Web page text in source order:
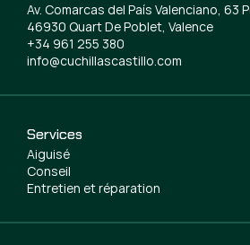
Services
Aiguisé
Conseil
Entretien et réparation
Av. Comarcas del País Valenciano, 63
46930 Quart De Poblet, Valence
+34 961 255 380
info@cuchillascastillo.com